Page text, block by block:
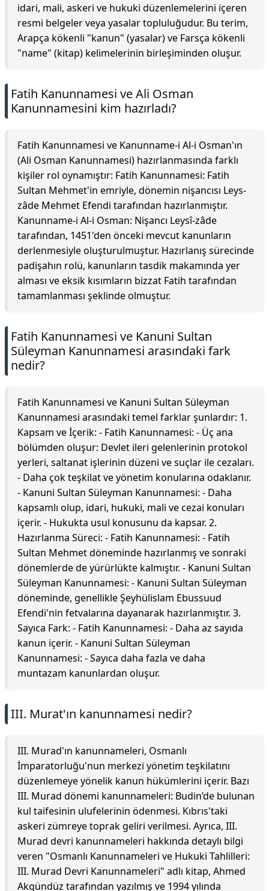
idari, mali, askeri ve hukuki düzenlemelerini içeren
resmi belgeler veya yasalar topluluğudur. Bu terim,
Arapça kökenli "kanun" (yasalar) ve Farsça kökenli
"name" (kitap) kelimelerinin birleşiminden oluşur.
Fatih Kanunnamesi ve Ali Osman
Kanunnamesini kim hazırladı?
Fatih Kanunnamesi ve Kanunname-i Al-i Osman'ın
(Ali Osman Kanunnamesi) hazırlanmasında farklı
kişiler rol oynamıştır: Fatih Kanunnamesi: Fatih
Sultan Mehmet'in emriyle, dönemin nişancısı Leys-
zâde Mehmet Efendi tarafından hazırlanmıştır.
Kanunname-i Al-i Osman: Nişancı Leysî-zâde
tarafından, 1451'den önceki mevcut kanunların
derlenmesiyle oluşturulmuştur. Hazırlanış sürecinde
padişahın rolü, kanunların tasdik makamında yer
alması ve eksik kısımların bizzat Fatih tarafından
tamamlanması şeklinde olmuştur.
Fatih Kanunnamesi ve Kanuni Sultan
Süleyman Kanunnamesi arasındaki fark
nedir?
Fatih Kanunnamesi ve Kanuni Sultan Süleyman
Kanunnamesi arasındaki temel farklar şunlardır: 1.
Kapsam ve İçerik: - Fatih Kanunnamesi: - Üç ana
bölümden oluşur: Devlet ileri gelenlerinin protokol
yerleri, saltanat işlerinin düzeni ve suçlar ile cezaları.
- Daha çok teşkilat ve yönetim konularına odaklanır.
- Kanuni Sultan Süleyman Kanunnamesi: - Daha
kapsamlı olup, idari, hukuki, mali ve cezai konuları
içerir. - Hukukta usul konusunu da kapsar. 2.
Hazırlanma Süreci: - Fatih Kanunnamesi: - Fatih
Sultan Mehmet döneminde hazırlanmış ve sonraki
dönemlerde de yürürlükte kalmıştır. - Kanuni Sultan
Süleyman Kanunnamesi: - Kanuni Sultan Süleyman
döneminde, genellikle Şeyhülislam Ebussuud
Efendi'nin fetvalarına dayanarak hazırlanmıştır. 3.
Sayıca Fark: - Fatih Kanunnamesi: - Daha az sayıda
kanun içerir. - Kanuni Sultan Süleyman
Kanunnamesi: - Sayıca daha fazla ve daha
muntazam kanunlardan oluşur.
III. Murat'ın kanunnamesi nedir?
III. Murad'ın kanunnameleri, Osmanlı
İmparatorluğu'nun merkezi yönetim teşkilatını
düzenlemeye yönelik kanun hükümlerini içerir. Bazı
III. Murad dönemi kanunnameleri: Budin’de bulunan
kul taifesinin ulufelerinin ödenmesi. Kıbrıs'taki
askeri zümreye toprak geliri verilmesi. Ayrıca, III.
Murad devri kanunnameleri hakkında detaylı bilgi
veren "Osmanlı Kanunnameleri ve Hukuki Tahlilleri:
III. Murad Devri Kanunnameleri" adlı kitap, Ahmed
Akgündüz tarafından yazılmış ve 1994 yılında